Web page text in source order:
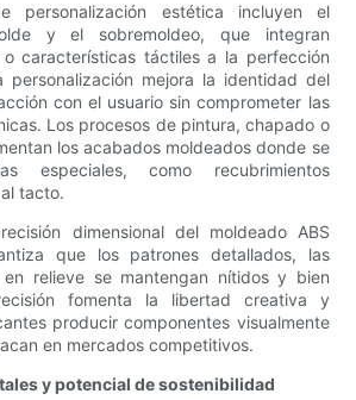
personalización estética incluyen el
y el sobremoldeo, que integran
características táctiles a la perfección
personalización mejora la identidad del
con el usuario sin comprometer las
Los procesos de pintura, chapado o
los acabados moldeados donde se
especiales, como recubrimientos
tacto.
dimensional del moldeado ABS
que los patrones detallados, las
relieve se mantengan nítidos y bien
fomenta la libertad creativa y
producir componentes visualmente
en mercados competitivos.
y potencial de sostenibilidad